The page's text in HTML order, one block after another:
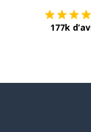
177k